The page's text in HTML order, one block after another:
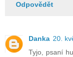
Odpovědět
Danka 20.
Tyjo, psaní